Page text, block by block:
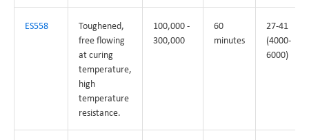
ES558
Toughened,
free flowing
at curing
temperature,
high
temperature
resistance.
100,000 -
300,000
60
minutes
27-41
(4000-
6000)